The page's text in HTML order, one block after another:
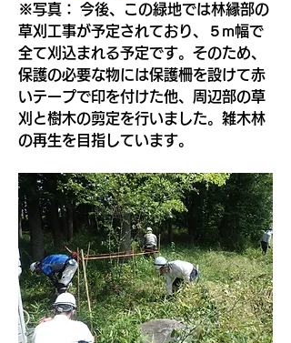
※写真： 今後、この緑地では林縁部の
草刈工事が予定されており、５m幅で
全て刈込まれる予定です。そのため、
保護の必要な物には保護柵を設けて赤
いテープで印を付けた他、周辺部の草
刈と樹木の剪定を行いました。雑木林
の再生を目指しています。